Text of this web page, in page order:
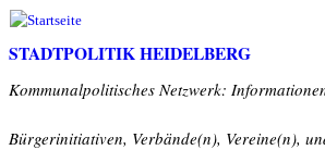
Direkt zum Inhalt
STADTPOLITIK HEIDELBERG
Kommunalpolitisches Netzwerk:
Bürgerinitiativen, Verbände(n), Vereine(n),